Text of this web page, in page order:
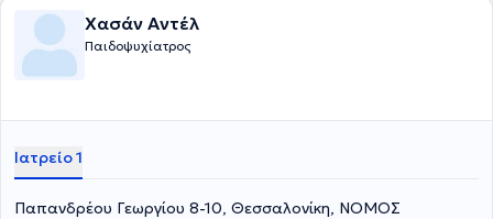
Χασάν Αντέλ
Παιδοψυχίατρος
Ιατρείο 1
Παπανδρέου Γεωργίου 8-10, Θεσσαλονίκη, ΝΟΜΟΣ